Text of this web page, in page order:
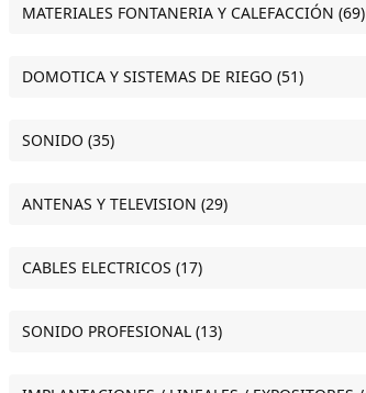
MATERIALES FONTANERIA Y CALEFACCIÓN (69)
DOMOTICA Y SISTEMAS DE RIEGO (51)
SONIDO (35)
ANTENAS Y TELEVISION (29)
CABLES ELECTRICOS (17)
SONIDO PROFESIONAL (13)